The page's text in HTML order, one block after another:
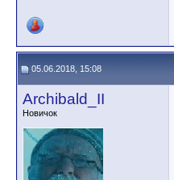
05.06.2018, 15:08
Archibald_II
Новичок